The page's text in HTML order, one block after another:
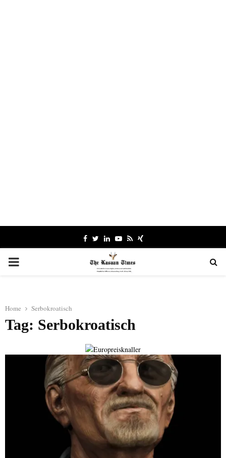
Facebook
TwitterLinkedinYoutube
RssXing
PRIMARY
Home Serbokroatisch
Tag: Serbokroatisch